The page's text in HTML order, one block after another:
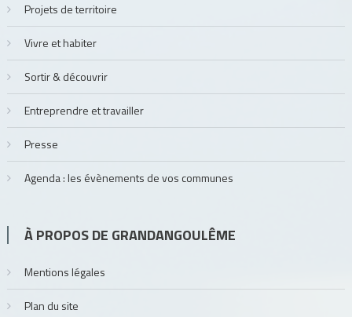
Projets de territoire
Vivre et habiter
Sortir & découvrir
Entreprendre et travailler
Presse
Agenda : les évènements de vos communes
À PROPOS DE GRANDANGOULÊME
Mentions légales
Plan du site